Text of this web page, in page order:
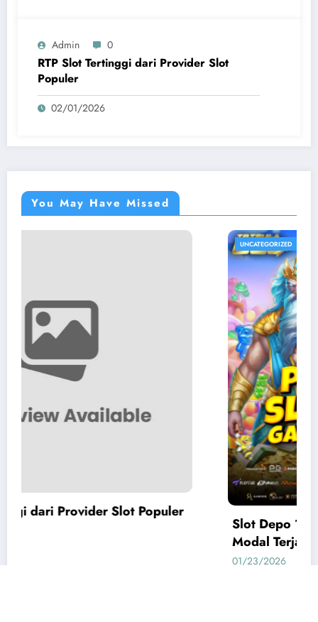
Admin 0
RTP Slot Tertinggi dari Provider Slot
Populer
02/01/2026
You May Have Missed
Slot Depo 10k: Pilihan Slot Gacor Depo 10k